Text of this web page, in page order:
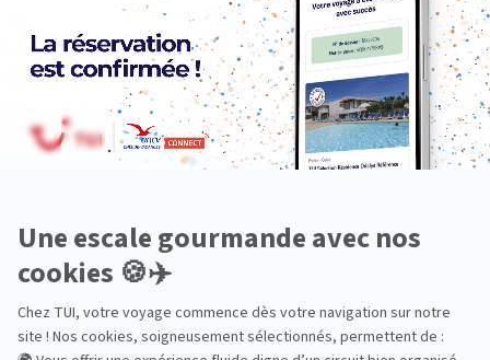
Culture
Dans les îles
Découverte
En couple